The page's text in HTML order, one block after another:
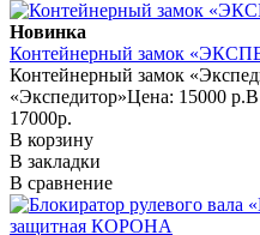
Новинка
Контейнерный замок
Контейнерный замок
«Экспедитор»Цена: 15000
17000р.
В корзину
В закладки
В сравнение